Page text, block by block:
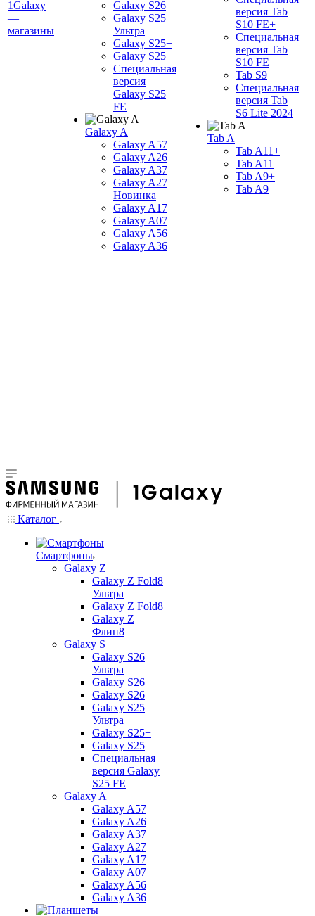
1Galaxy
—
магазины
Galaxy S26
Galaxy S25
Ультра
Galaxy S25+
Galaxy S25
Специальная
версия
Galaxy S25
FE
Galaxy A
Galaxy A57
Galaxy A26
Galaxy A37
Galaxy A27
Новинка
Galaxy A17
Galaxy A07
Galaxy A56
Galaxy A36
версия Tab
S10 FE+
Специальная
версия Tab
S10 FE
Tab S9
Специальная
версия Tab
S6 Lite 2024
Tab A
Tab A11+
Tab A11
Tab A9+
Tab A9
Каталог
Смартфоны
Galaxy Z
Galaxy Z Fold8
Ультра
Galaxy Z Fold8
Galaxy Z
Флип8
Galaxy S
Galaxy S26
Ультра
Galaxy S26+
Galaxy S26
Galaxy S25
Ультра
Galaxy S25+
Galaxy S25
Специальная
версия Galaxy
S25 FE
Galaxy A
Galaxy A57
Galaxy A26
Galaxy A37
Galaxy A27
Galaxy A17
Galaxy A07
Galaxy A56
Galaxy A36